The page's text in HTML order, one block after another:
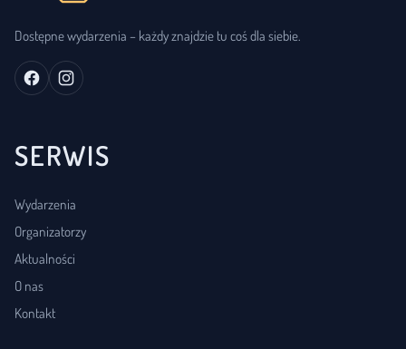
Dostępne wydarzenia – każdy znajdzie tu coś dla siebie.
SERWIS
Wydarzenia
Organizatorzy
Aktualności
O nas
Kontakt